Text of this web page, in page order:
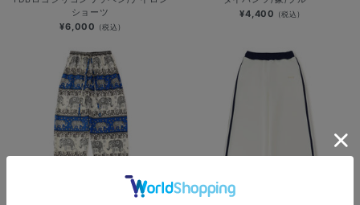
ショーツ
¥6,000 (税込)
¥4,400 (税込)